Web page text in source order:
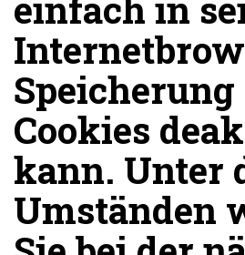
Cookies
kann. Unter
Umständen